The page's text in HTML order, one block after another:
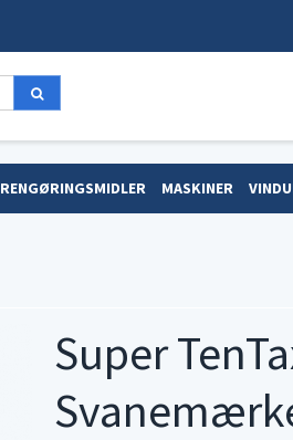
RENGØRINGSMIDLER MASKINER
Super